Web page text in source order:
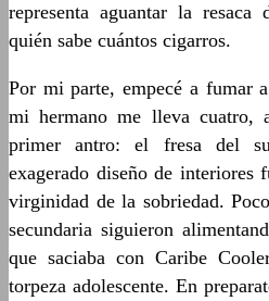
representa aguantar la
quién sabe cuántos cigarros.
Por mi parte, empecé a fumar
mi hermano me lleva cuatro,
primer antro: el fresa del
exagerado diseño de interiores
virginidad de la sobriedad.
secundaria siguieron
que saciaba con Caribe
torpeza adolescente. En